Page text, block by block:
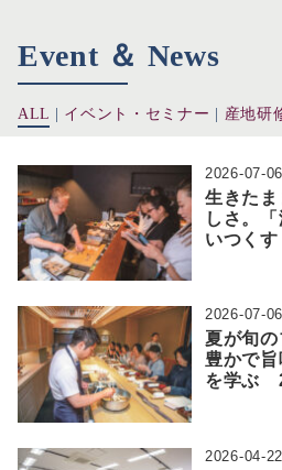
Event ＆ News
ALL | イベント・セミナー | 産地研
2026-07-06
生きた
しさ。
いつく
2026-07-06
夏が旬の
豊かで
を学ぶ
2026-04-22